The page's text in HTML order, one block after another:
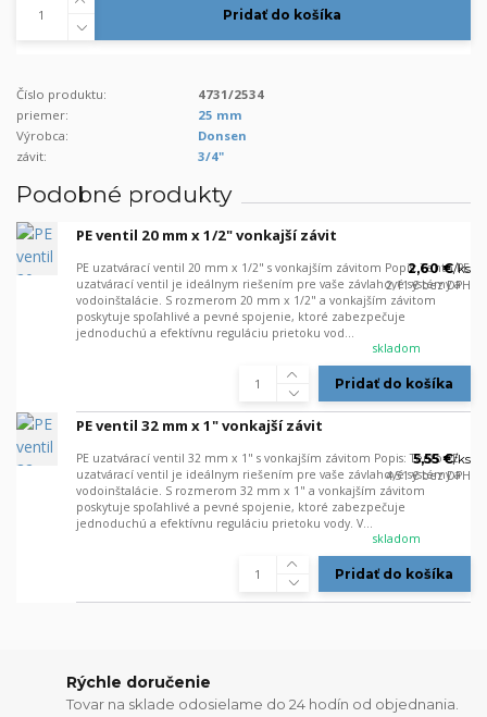
Pridať do košíka
Číslo produktu:
4731/2534
priemer:
25 mm
Výrobca:
Donsen
závit:
3/4"
Podobné produkty
PE ventil 20 mm x 1/2" vonkajší závit
PE uzatvárací ventil 20 mm x 1/2" s vonkajším závitom Popis: Tento PE
uzatvárací ventil je ideálnym riešením pre vaše závlahové systémy a
vodoinštalácie. S rozmerom 20 mm x 1/2" a vonkajším závitom
poskytuje spoľahlivé a pevné spojenie, ktoré zabezpečuje
jednoduchú a efektívnu reguláciu prietoku vod...
2,60 €/ks
2,11 €bez DPH
skladom
Pridať do košíka
PE ventil 32 mm x 1" vonkajší závit
PE uzatvárací ventil 32 mm x 1" s vonkajším závitom Popis: Tento PE
uzatvárací ventil je ideálnym riešením pre vaše závlahové systémy a
vodoinštalácie. S rozmerom 32 mm x 1" a vonkajším závitom
poskytuje spoľahlivé a pevné spojenie, ktoré zabezpečuje
jednoduchú a efektívnu reguláciu prietoku vody. V...
5,55 €/ks
4,51 €bez DPH
skladom
Pridať do košíka
Rýchle doručenie
Tovar na sklade odosielame do 24 hodín od objednania.